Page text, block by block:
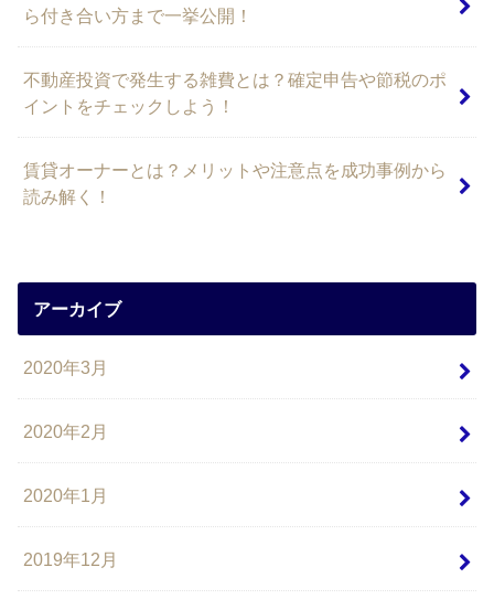
ら付き合い方まで一挙公開！
不動産投資で発生する雑費とは？確定申告や節税のポ
イントをチェックしよう！
賃貸オーナーとは？メリットや注意点を成功事例から
読み解く！
アーカイブ
2020年3月
2020年2月
2020年1月
2019年12月